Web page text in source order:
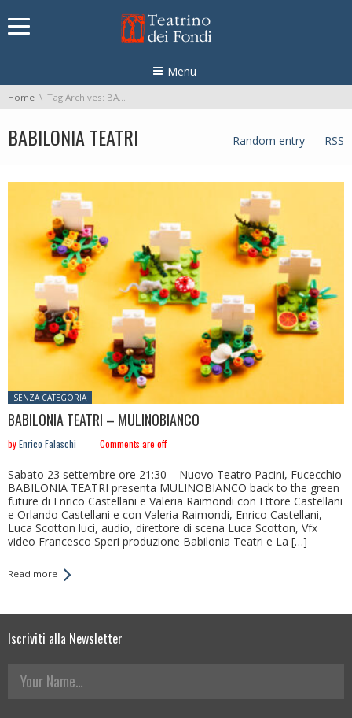
Menu
You are here:
Home Tag Archives: BABILONIA TEATRI
BABILONIA TEATRI Random entry RSS
Posted in:
SENZA CATEGORIA
BABILONIA TEATRI – MULINOBIANCO
byEnrico Falaschi Comments are off
Sabato 23 settembre ore 21:30 – Nuovo Teatro Pacini, Fucecchio
BABILONIA TEATRI presenta MULINOBIANCO back to the green
future di Enrico Castellani e Valeria Raimondi con Ettore Castellani
e Orlando Castellani e con Valeria Raimondi, Enrico Castellani,
Luca Scotton luci, audio, direttore di scena Luca Scotton, Vfx
video Francesco Speri produzione Babilonia Teatri e La […]
Read more
Iscriviti alla Newsletter
Your Name